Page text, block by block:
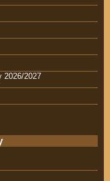
2026/2027